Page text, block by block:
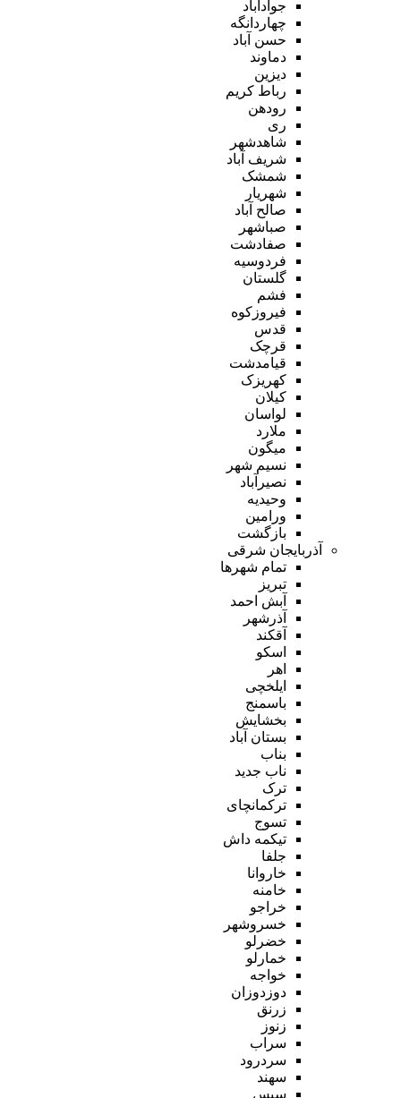
جوادآباد
چهاردانگه
حسن آباد
دماوند
دیزین
رباط کریم
رودهن
ری
شاهدشهر
شریف آباد
شمشک
شهریار
صالح آباد
صباشهر
صفادشت
فردوسیه
گلستان
فشم
فیروزکوه
قدس
قرچک
قیامدشت
کهریزک
کیلان
لواسان
ملارد
میگون
نسیم شهر
نصیرآباد
وحیدیه
ورامین
بازگشت
آذربایجان شرقی
تمام شهر‌ها
تبریز
آبش احمد
آذرشهر
آقکند
اسکو
اهر
ایلخچی
باسمنج
بخشایش
بستان آباد
بناب
ناب جدید
ترک
ترکمانچای
تسوج
تیکمه داش
جلفا
خاروانا
خامنه
خراجو
خسروشهر
خضرلو
خمارلو
خواجه
دوزدوزان
زرنق
زنوز
سراب
سردرود
سهند
سیس